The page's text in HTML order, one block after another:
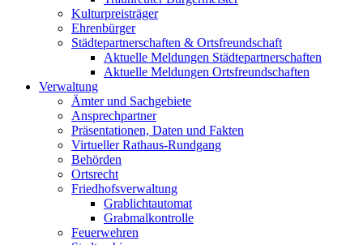
Kulturpreisträger
Ehrenbürger
Städtepartnerschaften & Ortsfreundschaft
Aktuelle Meldungen Städtepartnerschaften
Aktuelle Meldungen Ortsfreundschaften
Verwaltung
Ämter und Sachgebiete
Ansprechpartner
Präsentationen, Daten und Fakten
Virtueller Rathaus-Rundgang
Behörden
Ortsrecht
Friedhofsverwaltung
Grablichtautomat
Grabmalkontrolle
Feuerwehren